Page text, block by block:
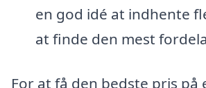
en god idé at indhente
at finde den mest
For at få den bedste pris på